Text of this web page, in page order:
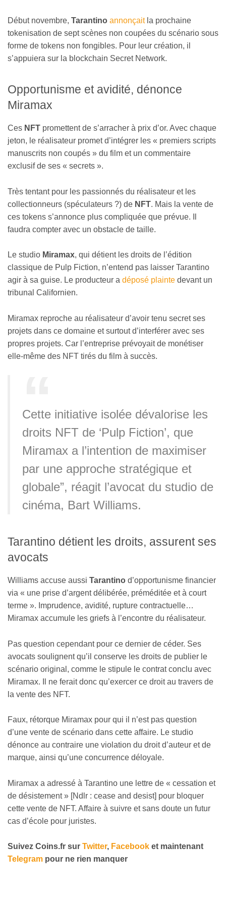
Début novembre, Tarantino annonçaitla prochaine
tokenisation de sept scènes non coupées du scénario sous
forme de tokens non fongibles. Pour leur création, il
s’appuiera sur la blockchain Secret Network.
Opportunisme et avidité, dénonce
Miramax
Ces NFT promettent de s’arracher à prix d’or. Avec chaque
jeton, le réalisateur promet d’intégrer les « premiers scripts
manuscrits non coupés » du film et un commentaire
exclusif de ses « secrets ».
Très tentant pour les passionnés du réalisateur et les
collectionneurs (spéculateurs ?) de NFT. Mais la vente de
ces tokens s’annonce plus compliquée que prévue. Il
faudra compter avec un obstacle de taille.
Le studio Miramax, qui détient les droits de l’édition
classique de Pulp Fiction, n’entend pas laisser Tarantino
agir à sa guise. Le producteur a déposé plainte devant un
tribunal Californien.
Miramax reproche au réalisateur d’avoir tenu secret ses
projets dans ce domaine et surtout d’interférer avec ses
propres projets. Car l’entreprise prévoyait de monétiser
elle-même des NFT tirés du film à succès.
Cette initiative isolée dévalorise les
droits NFT de ‘Pulp Fiction’, que
Miramax a l’intention de maximiser
par une approche stratégique et
globale”, réagit l’avocat du studio de
cinéma, Bart Williams.
Tarantino détient les droits, assurent ses
avocats
Williams accuse aussi Tarantino d’opportunisme financier
via « une prise d’argent délibérée, préméditée et à court
terme ». Imprudence, avidité, rupture contractuelle…
Miramax accumule les griefs à l’encontre du réalisateur.
Pas question cependant pour ce dernier de céder. Ses
avocats soulignent qu’il conserve les droits de publier le
scénario original, comme le stipule le contrat conclu avec
Miramax. Il ne ferait donc qu’exercer ce droit au travers de
la vente des NFT.
Faux, rétorque Miramax pour qui il n’est pas question
d’une vente de scénario dans cette affaire. Le studio
dénonce au contraire une violation du droit d’auteur et de
marque, ainsi qu’une concurrence déloyale.
Miramax a adressé à Tarantino une lettre de « cessation et
de désistement » [Ndlr : cease and desist] pour bloquer
cette vente de NFT. Affaire à suivre et sans doute un futur
cas d’école pour juristes.
Suivez Coins.fr sur Twitter, Facebook et maintenant
Telegram pour ne rien manquer